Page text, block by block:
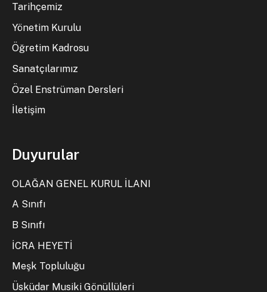
Tarihçemiz
Yönetim Kurulu
Öğretim Kadrosu
Sanatçılarımız
Özel Enstrüman Dersleri
İletişim
Duyurular
OLAĞAN GENEL KURUL İLANI
A Sınıfı
B Sınıfı
İCRA HEYETİ
Meşk Topluluğu
Üsküdar Musiki Gönüllüleri